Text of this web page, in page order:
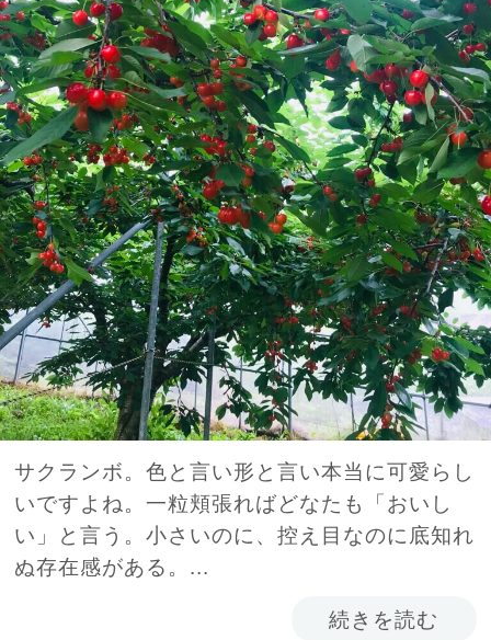
サクランボ。色と言い形と言い本当に可愛らし
いですよね。一粒頬張ればどなたも「おいし
い」と言う。小さいのに、控え目なのに底知れ
ぬ存在感がある。...
続きを読む